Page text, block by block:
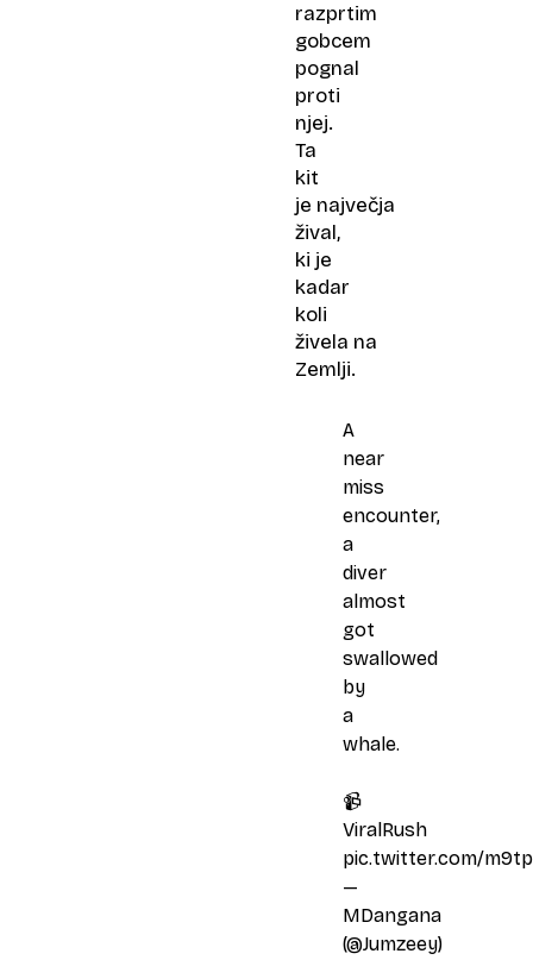
razprtim
gobcem
pognal
proti
njej.
Ta
kit
je največja
žival,
ki je
kadar
koli
živela na
Zemlji.
A
near
miss
encounter,
a
diver
almost
got
swallowed
by
a
whale.
📹
ViralRush
pic.twitter.com/
—
MDangana
(@Jumzeey)